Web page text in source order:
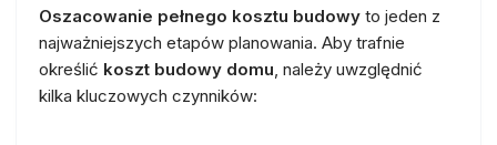
Oszacowanie pełnego kosztu budowy to jeden z
najważniejszych etapów planowania. Aby trafnie
określić koszt budowy domu, należy uwzględnić
kilka kluczowych czynników: